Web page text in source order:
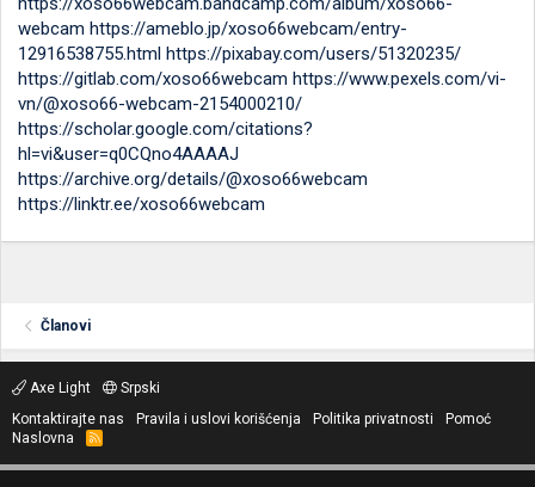
webcam https://ameblo.jp/xoso66webcam/entry-
12916538755.html https://pixabay.com/users/51320235/
https://gitlab.com/xoso66webcam https://www.pexels.com/vi-
vn/@xoso66-webcam-2154000210/
https://scholar.google.com/citations?
hl=vi&user=q0CQno4AAAAJ
https://archive.org/details/@xoso66webcam
https://linktr.ee/xoso66webcam
Članovi
Axe Light
Srpski
Kontaktirajte nas
Pravila i uslovi korišćenja Politika privatnosti
Pomoć
Naslovna
R
S